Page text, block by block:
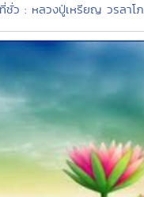
ชั่ว : หลวงปู่เหรียญ วรลาโภ